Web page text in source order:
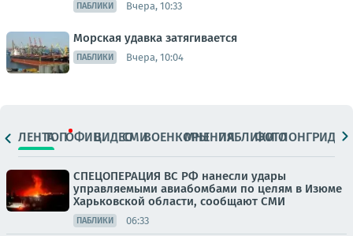
ПАБЛИКИ Вчера, 10:33
Морская удавка затягивается
ПАБЛИКИ Вчера, 10:04
ЛЕНТАТОПОФИЦ.ВИДЕОСМИВОЕНКОРЫМНЕНИЯПАБЛИКИ
ФОТОЛОНГРИДЫ
СПЕЦОПЕРАЦИЯ ВС РФ нанесли удары
управляемыми авиабомбами по целям в Изюме
Харьковской области, сообщают СМИ
ПАБЛИКИ 06:33